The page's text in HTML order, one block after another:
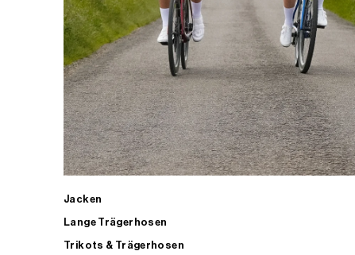
Jacken
Lange Trägerhosen
Trikots & Trägerhosen